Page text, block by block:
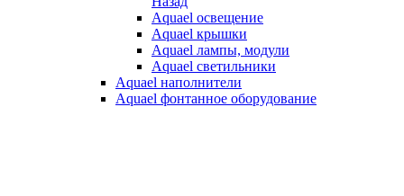
Aquael освещение
Aquael крышки
Aquael лампы, модули
Aquael светильники
Aquael наполнители
Aquael фонтанное оборудование